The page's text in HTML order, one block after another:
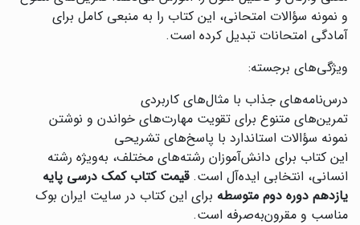
و نمونه سؤالات امتحانی، این کتاب را به منبعی کامل برای
آمادگی امتحانات تبدیل کرده است.
ویژگی‌های برجسته:
درس‌نامه‌های جذاب با مثال‌های کاربردی
تمرین‌های متنوع برای تقویت مهارت‌های خواندن و نوشتن
نمونه سؤالات استاندارد با پاسخ‌های تشریحی
این کتاب برای دانش‌آموزان رشته‌های مختلف، به‌ویژه رشته
انسانی، انتخابی ایده‌آل است.قیمت کتاب کمک درسی پایه
یازدهم دوره دوم متوسطه برای این کتاب در سایت ایران بوک
مناسب و مقرون‌به‌صرفه است.